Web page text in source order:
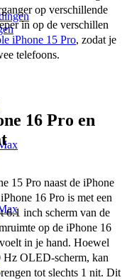
op verschillende
in op de verschillen
iPhone 15 Pro, zodat je
telefoons.
16 Pro en
15 Pro naast de iPhone
16 Pro is met een
6.1 inch scherm van de
op de iPhone 16
in je hand. Hoewel
Hz OLED-scherm, kan
tot slechts 1 nit. Dit